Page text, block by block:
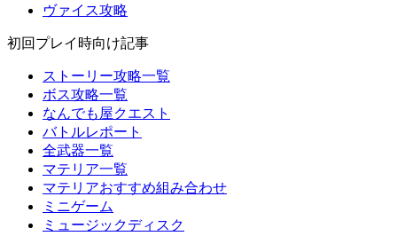
ヴァイス攻略
初回プレイ時向け記事
ストーリー攻略一覧
ボス攻略一覧
なんでも屋クエスト
バトルレポート
全武器一覧
マテリア一覧
マテリアおすすめ組み合わせ
ミニゲーム
ミュージックディスク